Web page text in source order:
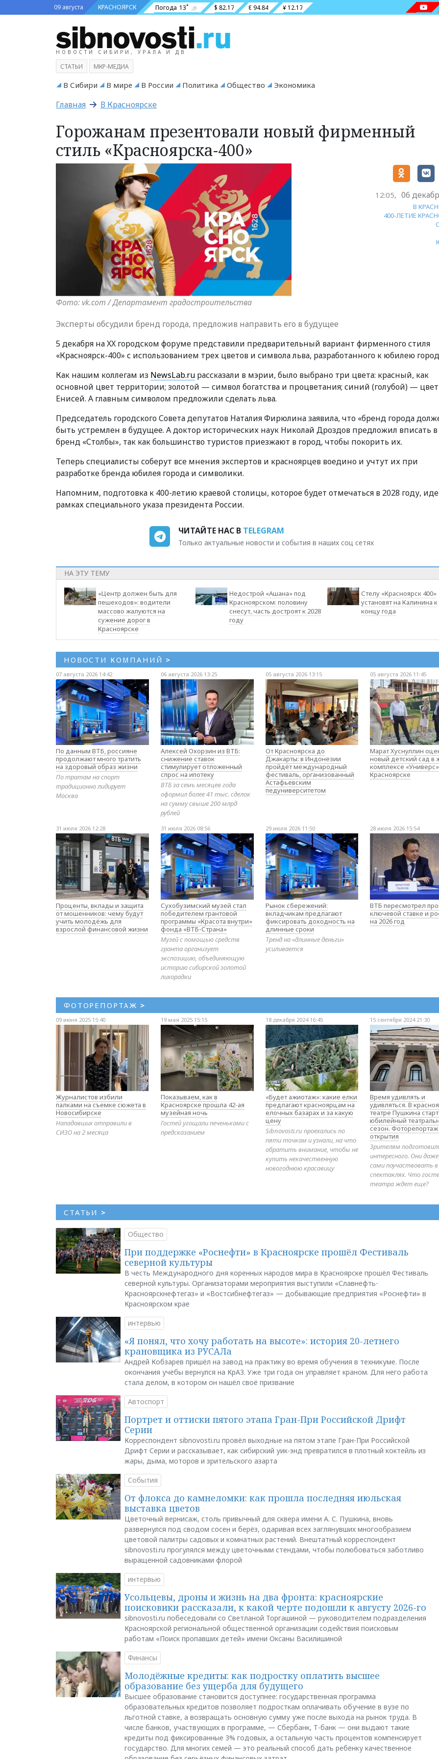
09 августа КРАСНОЯРСК Погода 13˚ $ 82.17 € 94.84 ¥ 12.17
НОВОСТИ СИБИРИ, УРАЛА И ДВ
СТАТЬИ МКР-МЕДИА
В Сибири В мире В России Политика Общество Экономика
Главная В Красноярске
Горожанам презентовали новый фирменный
стиль «Красноярска-400»
Фото: vk.com / Департамент градостроительства
12:05, 06
В
400-ЛЕТИЕ
Эксперты обсудили бренд города, предложив направить его в будущее
5 декабря на XX городском форуме представили предварительный вариант фирменного стиля
«Красноярск-400» с использованием трех цветов и символа льва, разработанного к юбилею
Как нашим коллегам из NewsLab.ru рассказали в мэрии, было выбрано три цвета: красный, как
основной цвет территории; золотой — символ богатства и процветания; синий (голубой) —
Енисей. А главным символом предложили сделать льва.
Председатель городского Совета депутатов Наталия Фирюлина заявила, что «бренд города
быть устремлен в будущее. А доктор исторических наук Николай Дроздов предложил вписать в
бренд «Столбы», так как большинство туристов приезжают в город, чтобы покорить их.
Теперь специалисты соберут все мнения экспертов и красноярцев воедино и учтут их при
разработке бренда юбилея города и символики.
Напомним, подготовка к 400-летию краевой столицы, которое будет отмечаться в 2028 году,
рамках специального указа президента России.
ЧИТАЙТЕ НАС В TELEGRAM
Только актуальные новости и события в наших соц сетях
НА ЭТУ ТЕМУ
«Центр должен быть для
пешеходов»: водители
массово жалуются на
сужение дорог в
Красноярске
Недострой «Ашана» под
Красноярском: половину
снесут, часть достроят к 2028
году
Стелу «Красноярск 400»
установят на Калинина к
концу года
НОВОСТИ КОМПАНИЙ >
07 августа 2026 14:42
По данным ВТБ, россияне
продолжают много тратить
на здоровый образ жизни
По тратам на спорт
традиционно лидирует
Москва
06 августа 2026 13:25
Алексей Охорзин из ВТБ:
снижение ставок
стимулирует отложенный
спрос на ипотеку
ВТБ за семь месяцев года
оформил более 41 тыс. сделок
на сумму свыше 200 млрд
рублей
05 августа 2026 13:15
От Красноярска до
Джакарты: в Индонезии
пройдёт международный
фестиваль, организованный
Астафьевским
педуниверситетом
05 августа 2026 11:45
Марат Хуснуллин
новый детский сад в
комплексе
Красноярске
31 июля 2026 12:28
Проценты, вклады и защита
от мошенников: чему будут
учить молодёжь для
взрослой финансовой жизни
31 июля 2026 08:56
Сухобузимский музей стал
победителем грантовой
программы «Красота внутри»
фонда «ВТБ-Страна»
Музей с помощью средств
гранта организует
экспозицию, объединяющую
историю сибирской золотой
лихорадки
29 июля 2026 11:50
Рынок сбережений:
вкладчикам предлагают
фиксировать доходность на
длинные сроки
Тренд на «длинные деньги»
усиливается
28 июля 2026 15:54
ВТБ пересмотрел
ключевой ставке и
на 2026 год
ФОТОРЕПОРТАЖ >
09 июня 2025 15:40
Журналистов избили
палками на съемке сюжета в
Новосибирске
Нападавших отправили в
СИЗО на 2 месяца
19 мая 2025 15:15
Показываем, как в
Красноярске прошла 42-ая
музейная ночь
Гостей угощали печеньками с
предсказанием
18 декабря 2024 16:45
«Будет ажиотаж»: какие елки
предлагают красноярцам на
елочных базарах и за какую
цену
Sibnovosti.ru проехались по
пяти точкам и узнали, на что
обратить внимание, чтобы не
купить некачественную
новогоднюю красавицу
15 сентября 2024 21:30
Время удивлять и
удивляться. В
театре Пушкина
юбилейный
сезон. Фоторепортаж
открытия
Зрителям
интересного. Они
сами поучаствовать в
спектаклях. Что
театра ждет еще?
СТАТЬИ >
Общество
При поддержке «Роснефти» в Красноярске прошёл Фестиваль
северной культуры
В честь Международного дня коренных народов мира в Красноярске прошёл Фестиваль
северной культуры. Организаторами мероприятия выступили «Славнефть-
Красноярскнефтегаз» и «Востсибнефтегаз» — добывающие предприятия «Роснефти» в
Красноярском крае
интервью
«Я понял, что хочу работать на высоте»: история 20-летнего
крановщика из РУСАЛа
Андрей Кобзарев пришёл на завод на практику во время обучения в техникуме. После
окончания учёбы вернулся на КрАЗ. Уже три года он управляет краном. Для него работа
стала делом, в котором он нашёл своё призвание
Автоспорт
Портрет и оттиски пятого этапа Гран-При Российской Дрифт
Серии
Корреспондент sibnovosti.ru провёл выходные на пятом этапе Гран-При Российской
Дрифт Серии и рассказывает, как сибирский уик-энд превратился в плотный коктейль из
жары, дыма, моторов и зрительского азарта
События
От флокса до камнеломки: как прошла последняя июльская
выставка цветов
Цветочный вернисаж, столь привычный для сквера имени А. С. Пушкина, вновь
развернулся под сводом сосен и берёз, одаривая всех заглянувших многообразием
цветовой палитры садовых и комнатных растений. Внештатный корреспондент
sibnovosti.ru прогулялся между цветочными стендами, чтобы полюбоваться заботливо
выращенной садовниками флорой
интервью
Усольцевы, дроны и жизнь на два фронта: красноярские
поисковики рассказали, к какой черте подошли к августу 2026-го
sibnovosti.ru побеседовали со Светланой Торгашиной — руководителем подразделения
Красноярской региональной общественной организации содействия поисковым
работам «Поиск пропавших детей» имени Оксаны Василишиной
Финансы
Молодёжные кредиты: как подростку оплатить высшее
образование без ущерба для будущего
Высшее образование становится доступнее: государственная программа
образовательных кредитов позволяет подросткам оплачивать обучение в вузе по
льготной ставке, а возвращать основную сумму уже после выхода на рынок труда. В
числе банков, участвующих в программе, — Сбербанк, Т-банк — они выдают такие
кредиты под фиксированные 3% годовых, а остальную часть процентов компенсирует
государство. Для многих семей — это реальный способ дать ребёнку качественное